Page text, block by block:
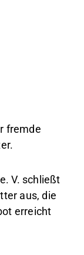
fremde
V. schließt
aus, die
erreicht